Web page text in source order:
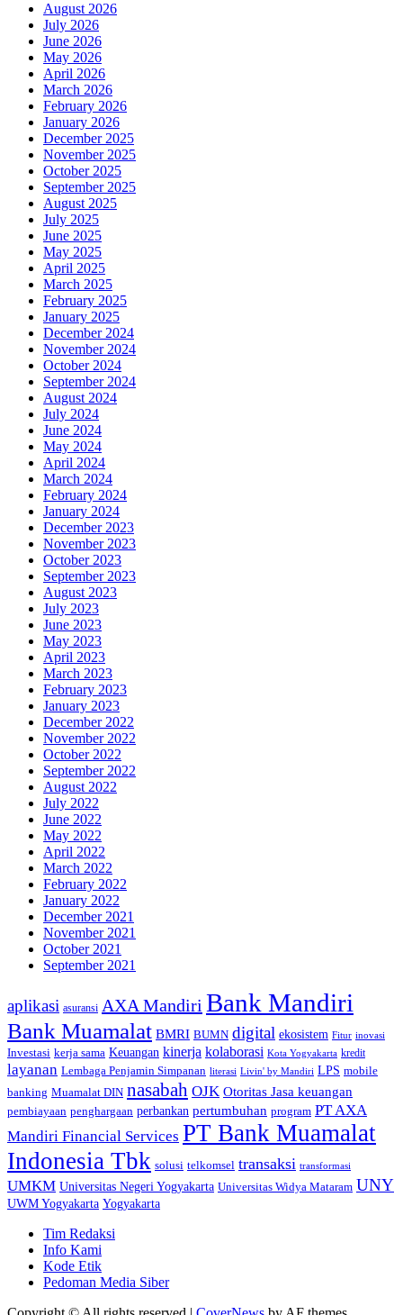
August 2026
July 2026
June 2026
May 2026
April 2026
March 2026
February 2026
January 2026
December 2025
November 2025
October 2025
September 2025
August 2025
July 2025
June 2025
May 2025
April 2025
March 2025
February 2025
January 2025
December 2024
November 2024
October 2024
September 2024
August 2024
July 2024
June 2024
May 2024
April 2024
March 2024
February 2024
January 2024
December 2023
November 2023
October 2023
September 2023
August 2023
July 2023
June 2023
May 2023
April 2023
March 2023
February 2023
January 2023
December 2022
November 2022
October 2022
September 2022
August 2022
July 2022
June 2022
May 2022
April 2022
March 2022
February 2022
January 2022
December 2021
November 2021
October 2021
September 2021
aplikasi asuransi AXA Mandiri Bank Mandiri
Bank Muamalat BMRI BUMN digital ekosistem Fitur inovasi
Investasi kerja sama Keuangan kinerja kolaborasi Kota Yogyakarta kredit
layanan Lembaga Penjamin Simpanan literasi Livin' by Mandiri LPS mobile
banking Muamalat DIN nasabah OJK Otoritas Jasa keuangan
pembiayaan penghargaan perbankan pertumbuhan program PT AXA
Mandiri Financial Services PT Bank Muamalat
Indonesia Tbk solusi telkomsel transaksi transformasi
UMKM Universitas Negeri Yogyakarta Universitas Widya Mataram UNY
UWM Yogyakarta Yogyakarta
Tim Redaksi
Info Kami
Kode Etik
Pedoman Media Siber